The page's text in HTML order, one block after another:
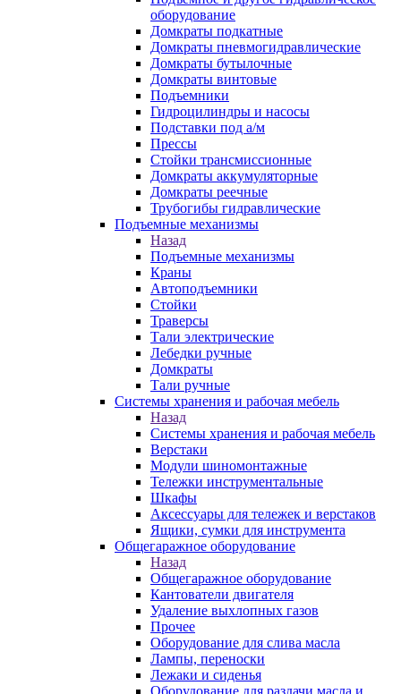
оборудование
Домкраты подкатные
Домкраты пневмогидравлические
Домкраты бутылочные
Домкраты винтовые
Подъемники
Гидроцилиндры и насосы
Подставки под а/м
Прессы
Стойки трансмиссионные
Домкраты аккумуляторные
Домкраты реечные
Трубогибы гидравлические
Подъемные механизмы
Назад
Подъемные механизмы
Краны
Автоподъемники
Стойки
Траверсы
Тали электрические
Лебедки ручные
Домкраты
Тали ручные
Системы хранения и рабочая мебель
Назад
Системы хранения и рабочая мебель
Верстаки
Модули шиномонтажные
Тележки инструментальные
Шкафы
Аксессуары для тележек и верстаков
Ящики, сумки для инструмента
Общегаражное оборудование
Назад
Общегаражное оборудование
Кантователи двигателя
Удаление выхлопных газов
Прочее
Оборудование для слива масла
Лампы, переноски
Лежаки и сиденья
Оборудование для раздачи масла и